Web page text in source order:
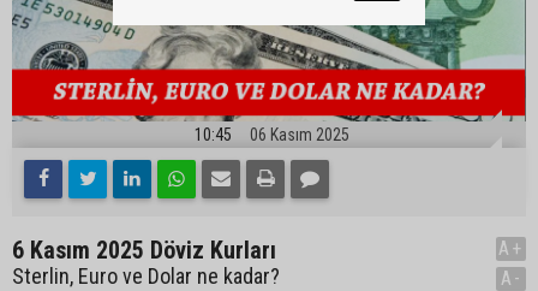
10:45 06 Kasım 2025
6 Kasım 2025 Döviz Kurları
Sterlin, Euro ve Dolar ne kadar?
A+
A-